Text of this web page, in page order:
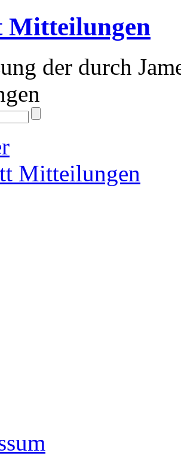
Mitteilungen
der durch
Mitteilungen